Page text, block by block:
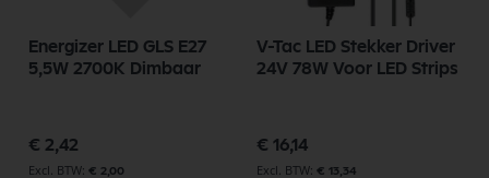
Energizer LED GLS E27
5,5W 2700K Dimbaar
€ 2,42
€ 2,00
V-Tac LED Stekker Driver
24V 78W Voor LED Strips
€ 16,14
€ 13,34